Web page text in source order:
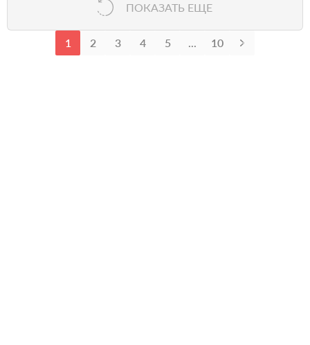
ПОКАЗАТЬ ЕЩЕ
1 2 3 4 5 ... 10